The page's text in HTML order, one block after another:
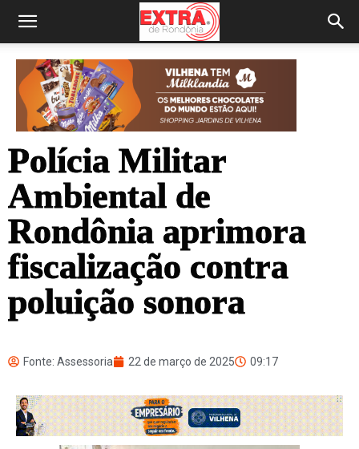
Polícia Militar
Ambiental de
Rondônia aprimora
fiscalização contra
poluição sonora
Fonte: Assessoria 22 de março de 2025 09:17